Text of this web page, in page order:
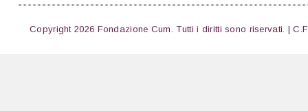
Copyright 2026 Fondazione Cum. Tutti i diritti sono riservati. |